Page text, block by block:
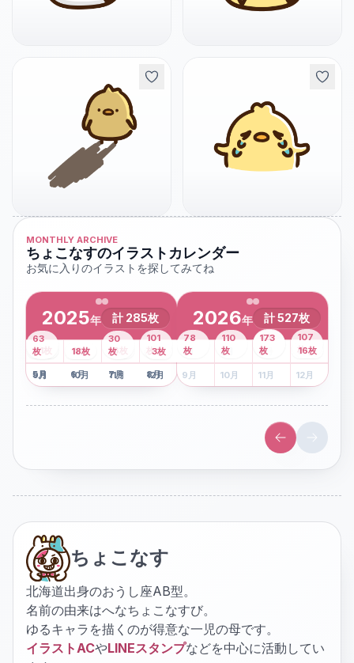
MONTHLY ARCHIVE
ちょこなすのイラストカレンダー
お気に入りのイラストを探してみてね
2025年 計 285枚
1月
2枚 2月 3月 4月
8枚
5月
41 枚
6月
13枚
7月
6枚
8月
101
枚
9月
63
枚
10月
18枚
11月
30
枚
12月
3枚
2026年 計527枚
1月 2月 3月
43
枚
4月
107
枚
5 月
78
枚
6月
110
枚
7月
173
枚
8月
16枚
9 月 10月 11月 12月
ちょこなす
北海道出身のおうし座AB型。
名前の由来はへなちょこなすび。
ゆるキャラを描くのが得意な一児の母です。
イラストACやLINEスタンプなどを中心に活動してい